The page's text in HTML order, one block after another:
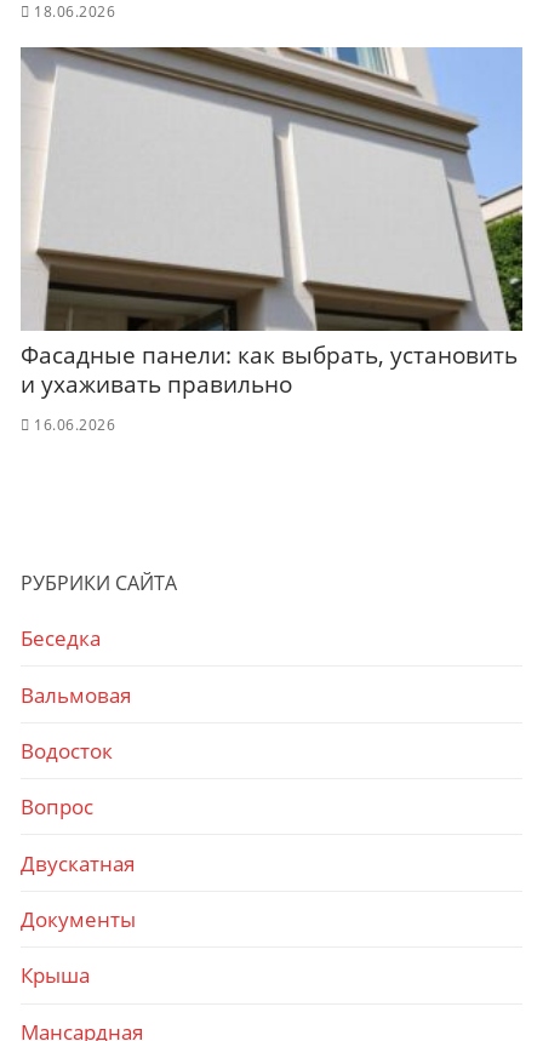
18.06.2026
Фасадные панели: как выбрать, установить
и ухаживать правильно
16.06.2026
РУБРИКИ САЙТА
Беседка
Вальмовая
Водосток
Вопрос
Двускатная
Документы
Крыша
Мансардная